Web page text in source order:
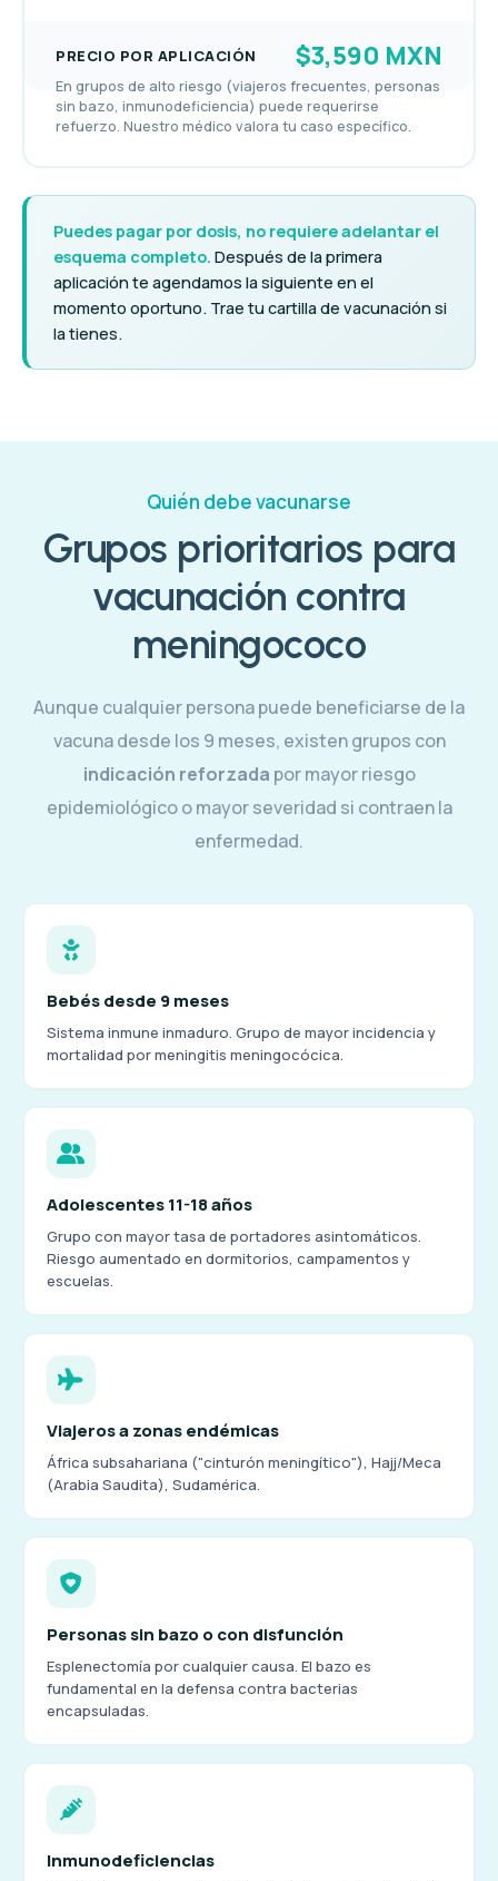
PRECIO POR APLICACIÓN $3,590 MXN
En grupos de alto riesgo (viajeros frecuentes, personas
sin bazo, inmunodeficiencia) puede requerirse
refuerzo. Nuestro médico valora tu caso específico.
Puedes pagar por dosis, no requiere adelantar el
esquema completo. Después de la primera
aplicación te agendamos la siguiente en el
momento oportuno. Trae tu cartilla de vacunación si
la tienes.
Quién debe vacunarse
Grupos prioritarios para
vacunación contra
meningococo
Aunque cualquier persona puede beneficiarse de la
vacuna desde los 9 meses, existen grupos con
indicación reforzada por mayor riesgo
epidemiológico o mayor severidad si contraen la
enfermedad.
Bebés desde 9 meses
Sistema inmune inmaduro. Grupo de mayor incidencia y
mortalidad por meningitis meningocócica.
Adolescentes 11-18 años
Grupo con mayor tasa de portadores asintomáticos.
Riesgo aumentado en dormitorios, campamentos y
escuelas.
Viajeros a zonas endémicas
África subsahariana ("cinturón meningítico"), Hajj/Meca
(Arabia Saudita), Sudamérica.
Personas sin bazo o con disfunción
Esplenectomía por cualquier causa. El bazo es
fundamental en la defensa contra bacterias
encapsuladas.
Inmunodeficiencias